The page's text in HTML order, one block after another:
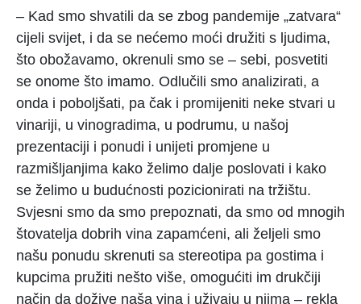
– Kad smo shvatili da se zbog pandemije „zatvara“
cijeli svijet, i da se nećemo moći družiti s ljudima,
što obožavamo, okrenuli smo se – sebi, posvetiti
se onome što imamo. Odlučili smo analizirati, a
onda i poboljšati, pa čak i promijeniti neke stvari u
vinariji, u vinogradima, u podrumu, u našoj
prezentaciji i ponudi i unijeti promjene u
razmišljanjima kako želimo dalje poslovati i kako
se želimo u budućnosti pozicionirati na tržištu.
Svjesni smo da smo prepoznati, da smo od mnogih
štovatelja dobrih vina zapamćeni, ali željeli smo
našu ponudu skrenuti sa stereotipa pa gostima i
kupcima pružiti nešto više, omogućiti im drukčiji
način da dožive naša vina i uživaju u njima – rekla